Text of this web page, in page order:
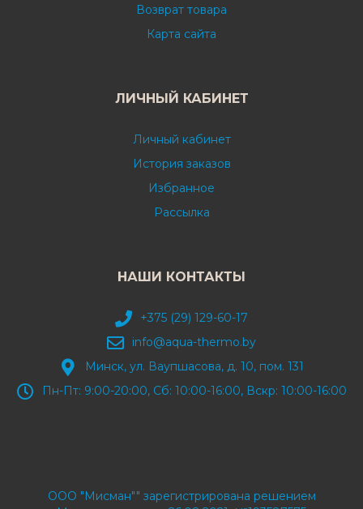
Возврат товара
Карта сайта
ЛИЧНЫЙ КАБИНЕТ
Личный кабинет
История заказов
Избранное
Рассылка
НАШИ КОНТАКТЫ
+375 (29) 129-60-17
info@aqua-thermo.by
Минск, ул. Ваупшасова, д. 10, пом. 131
Пн-Пт: 9:00-20:00, Сб: 10:00-16:00, Вскр: 10:00-16:00
ООО "Мисман"" зарегистрирована решением